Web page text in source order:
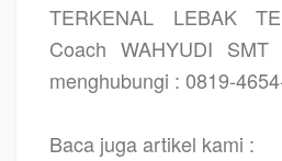
TERKENAL LEBAK
Coach WAHYUDI
menghubungi : 0819-
Baca juga artikel kami :